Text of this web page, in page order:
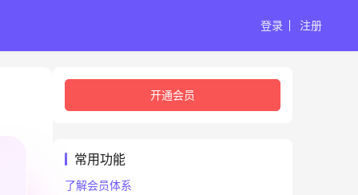
登录 注册
开通会员
常用功能
了解会员体系